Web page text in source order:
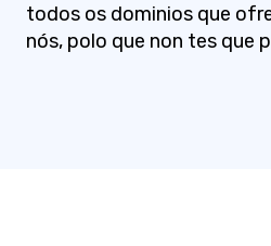
todos os dominios que
nós, polo que non tes que